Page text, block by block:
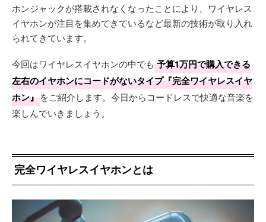
ホンジャックが搭載されなくなったことにより、ワイヤレス
イヤホンが注目を集めてきているなど最新の技術が取り入れ
られてきています。
今回はワイヤレスイヤホンの中でも 予算1万円で購入できる
左右のイヤホンにコードがないタイプ『完全ワイヤレスイヤ
ホン』をご紹介します。今日からコードレスで快適な音楽を
楽しんでいきましょう。
完全ワイヤレスイヤホンとは